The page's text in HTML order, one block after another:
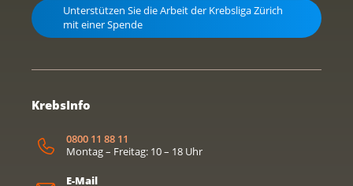
Unterstützen Sie die Arbeit der Krebsliga Zürich
mit einer Spende
KrebsInfo
0800 11 88 11
Montag – Freitag: 10 – 18 Uhr
E-Mail